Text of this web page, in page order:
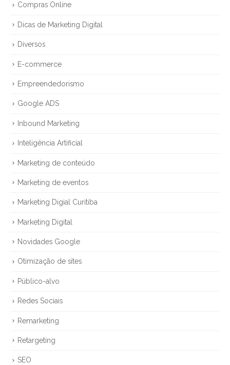
Compras Online
Dicas de Marketing Digital
Diversos
E-commerce
Empreendedorismo
Google ADS
Inbound Marketing
Inteligência Artificial
Marketing de conteúdo
Marketing de eventos
Marketing Digial Curitiba
Marketing Digital
Novidades Google
Otimização de sites
Público-alvo
Redes Sociais
Remarketing
Retargeting
SEO